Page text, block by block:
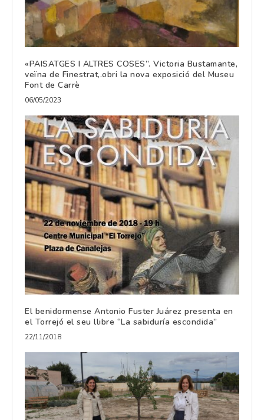
«PAISATGES I ALTRES COSES”. Victoria Bustamante,
veïna de Finestrat,.obri la nova exposició del Museu
Font de Carrè
06/05/2023
El benidormense Antonio Fuster Juárez presenta en
el Torrejó el seu llibre “La sabiduría escondida”
22/11/2018